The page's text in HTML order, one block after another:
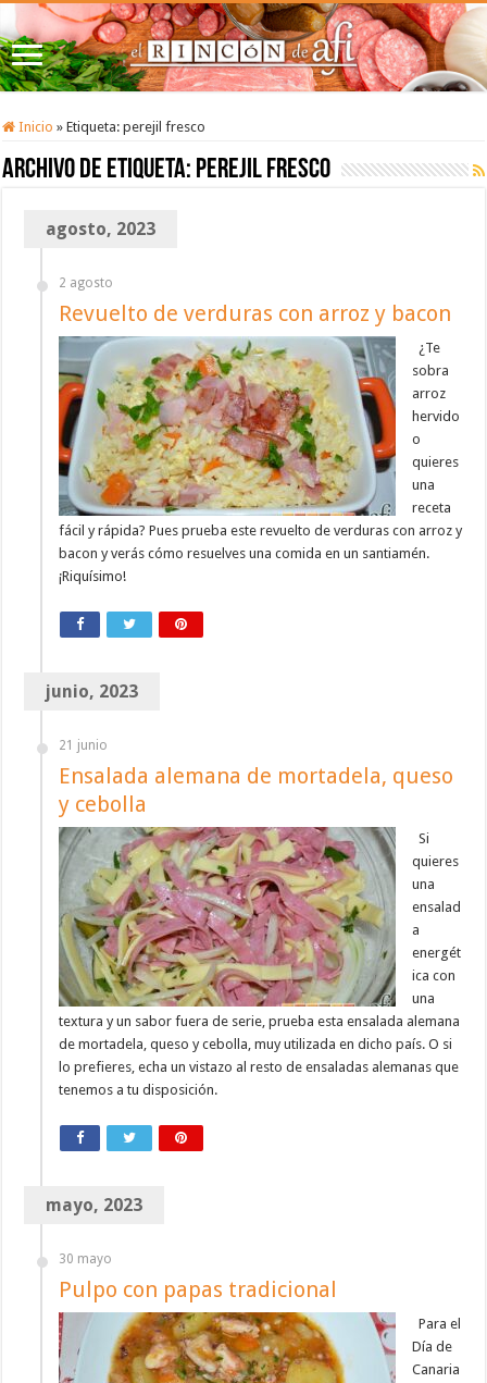
Inicio » Etiqueta:perejil fresco
Archivo de etiqueta: perejil fresco
agosto, 2023
2 agosto
Revuelto de verduras con arroz y bacon
¿Te
sobra
arroz
hervido
o
quieres
una
receta
fácil y rápida? Pues prueba este revuelto de verduras con arroz y
bacon y verás cómo resuelves una comida en un santiamén.
¡Riquísimo!
junio, 2023
21 junio
Ensalada alemana de mortadela, queso
y cebolla
Si
quieres
una
ensalad
a
energét
ica con
una
textura y un sabor fuera de serie, prueba esta ensalada alemana
de mortadela, queso y cebolla, muy utilizada en dicho país. O si
lo prefieres, echa un vistazo al resto de ensaladas alemanas que
tenemos a tu disposición.
mayo, 2023
30 mayo
Pulpo con papas tradicional
Para el
Día de
Canaria